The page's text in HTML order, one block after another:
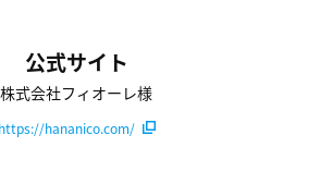
公式サイト
株式会社フィオーレ様
https://hananico.com/